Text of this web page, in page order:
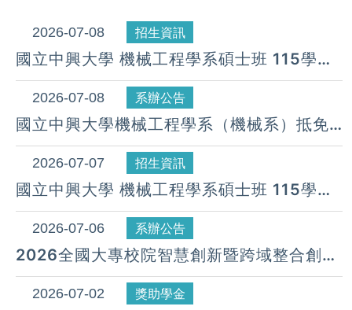
2026-07-08 招生資訊
國立中興大學 機械工程學系碩士班 115學年
度 第7梯次遞補公告( 07月 08日)
2026-07-08 系辦公告
國立中興大學機械工程學系（機械系）抵免
學分流程
2026-07-07 招生資訊
國立中興大學 機械工程學系碩士班 115學年
度 第6梯次遞補公告( 07月 07日)
2026-07-06 系辦公告
2026全國大專校院智慧創新暨跨域整合創作
競賽報名即將截止了！報名期間即日起到
2026年7月10日止。
2026-07-02 獎助學金